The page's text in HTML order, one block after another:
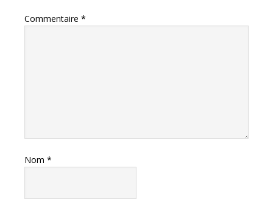
Commentaire *
Nom *